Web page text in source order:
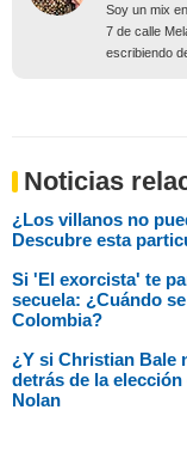
Soy un mix
7 de calle
escribiendo
Noticias
¿Los villanos no
Descubre esta
Si 'El exorcista' te
secuela: ¿Cuándo
Colombia?
¿Y si Christian Bale
detrás de la
Nolan